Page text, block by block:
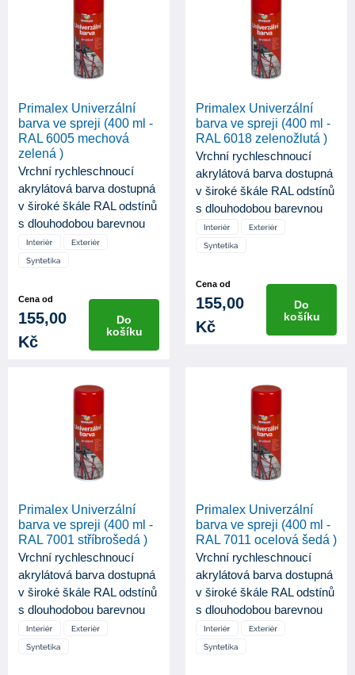
Primalex Univerzální
barva ve spreji (400 ml -
RAL 6005 mechová
zelená )
Vrchní rychleschnoucí
akrylátová barva dostupná
v široké škále RAL odstínů
s dlouhodobou barevnou
st...
Cena od
155,00
Kč
Do
košíku
Primalex Univerzální
barva ve spreji (400 ml -
RAL 6018 zelenožlutá )
Vrchní rychleschnoucí
akrylátová barva dostupná
v široké škále RAL odstínů
s dlouhodobou barevnou
st...
Cena od
155,00
Kč
Do
košíku
Primalex Univerzální
barva ve spreji (400 ml -
RAL 7001 stříbrošedá )
Vrchní rychleschnoucí
akrylátová barva dostupná
v široké škále RAL odstínů
s dlouhodobou barevnou
st...
Primalex Univerzální
barva ve spreji (400 ml -
RAL 7011 ocelová šedá )
Vrchní rychleschnoucí
akrylátová barva dostupná
v široké škále RAL odstínů
s dlouhodobou barevnou
st...